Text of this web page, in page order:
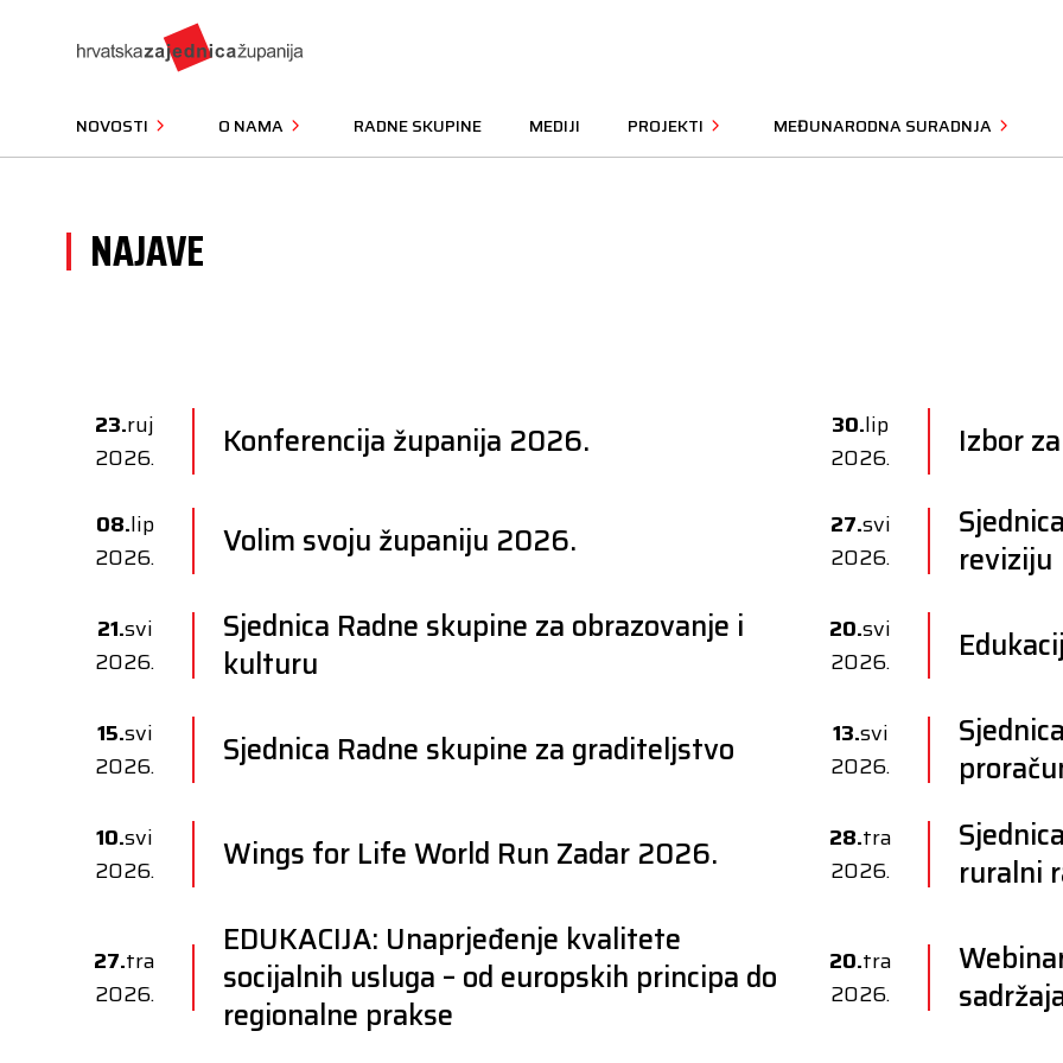
NOVOSTI O NAMA RADNE SKUPINE MEDIJI PROJEKTI MEĐUNARODNA SURADNJA
NAJAVE
23.ruj
2026.
Konferencija županija 2026. 30.lip
2026.
Izbor
08.lip
2026.
Volim svoju županiju 2026. 27.svi
2026.
reviziju
21.svi
2026.
Sjednica Radne skupine za obrazovanje i
kulturu
20.svi
2026.
15.svi
2026.
Sjednica Radne skupine za graditeljstvo 13.svi
2026.
10.svi
2026.
Wings for Life World Run Zadar 2026. 28.tra
2026.
ruralni
27.tra
2026.
EDUKACIJA: Unaprjeđenje kvalitete
socijalnih usluga – od europskih principa do
regionalne prakse
20.tra
2026.